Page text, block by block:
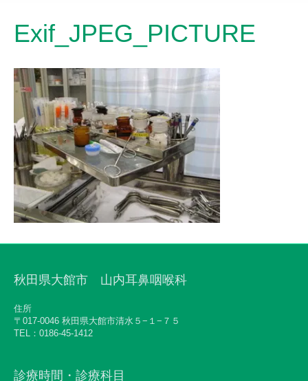
Exif_JPEG_PICTURE
秋田県大館市 山内耳鼻咽喉科
住所
〒017-0046 秋田県大館市清水５−１−７５
TEL：0186-45-1412
診療時間・診療科目